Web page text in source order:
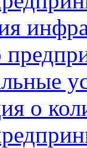
о